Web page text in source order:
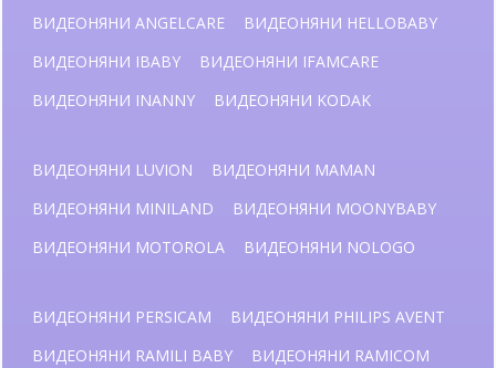
ВИДЕОНЯНИ ANGELCARE
ВИДЕОНЯНИ HELLOBABY
ВИДЕОНЯНИ IBABY
ВИДЕОНЯНИ IFAMCARE
ВИДЕОНЯНИ INANNY
ВИДЕОНЯНИ KODAK
ВИДЕОНЯНИ LUVION
ВИДЕОНЯНИ MAMAN
ВИДЕОНЯНИ MINILAND
ВИДЕОНЯНИ MOONYBABY
ВИДЕОНЯНИ MOTOROLA
ВИДЕОНЯНИ NOLOGO
ВИДЕОНЯНИ PERSICAM
ВИДЕОНЯНИ PHILIPS AVENT
ВИДЕОНЯНИ RAMILI BABY
ВИДЕОНЯНИ RAMICOM